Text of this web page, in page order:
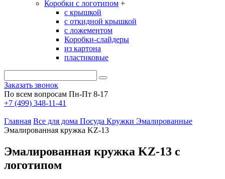
Коробки с логотипом +
с крышкой
с откидной крышкой
с ложементом
Коробки-слайдеры
из картона
пластиковые
Заказать звонок
По всем вопросам Пн-Пт 8-17
+7 (499) 348-11-41
Главная Все для дома Посуда Кружки Эмалированные
Эмалированная кружка KZ-13
Эмалированная кружка KZ-13 с
логотипом